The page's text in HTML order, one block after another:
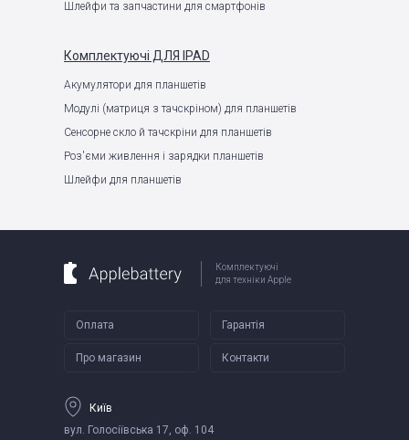
Шлейфи та запчастини для смартфонів
Комплектуючі ДЛЯ IPAD
Акумулятори для планшетів
Модулі (матриця з тачскріном) для планшетів
Сенсорне скло й тачскріни для планшетів
Роз'єми живлення і зарядки планшетів
Шлейфи для планшетів
Комплектуючі
для техніки Apple
Оплата Гарантія
Про магазин Контакти
Київ
вул. Голосіївська 17, оф. 104